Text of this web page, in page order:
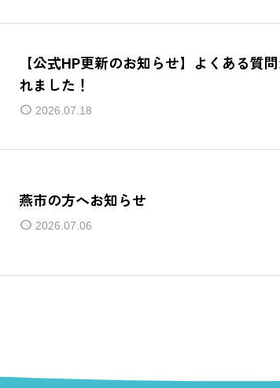
【公式HP更新のお知らせ】よくある質
れました！
2026.07.18
燕市の方へお知らせ
2026.07.06